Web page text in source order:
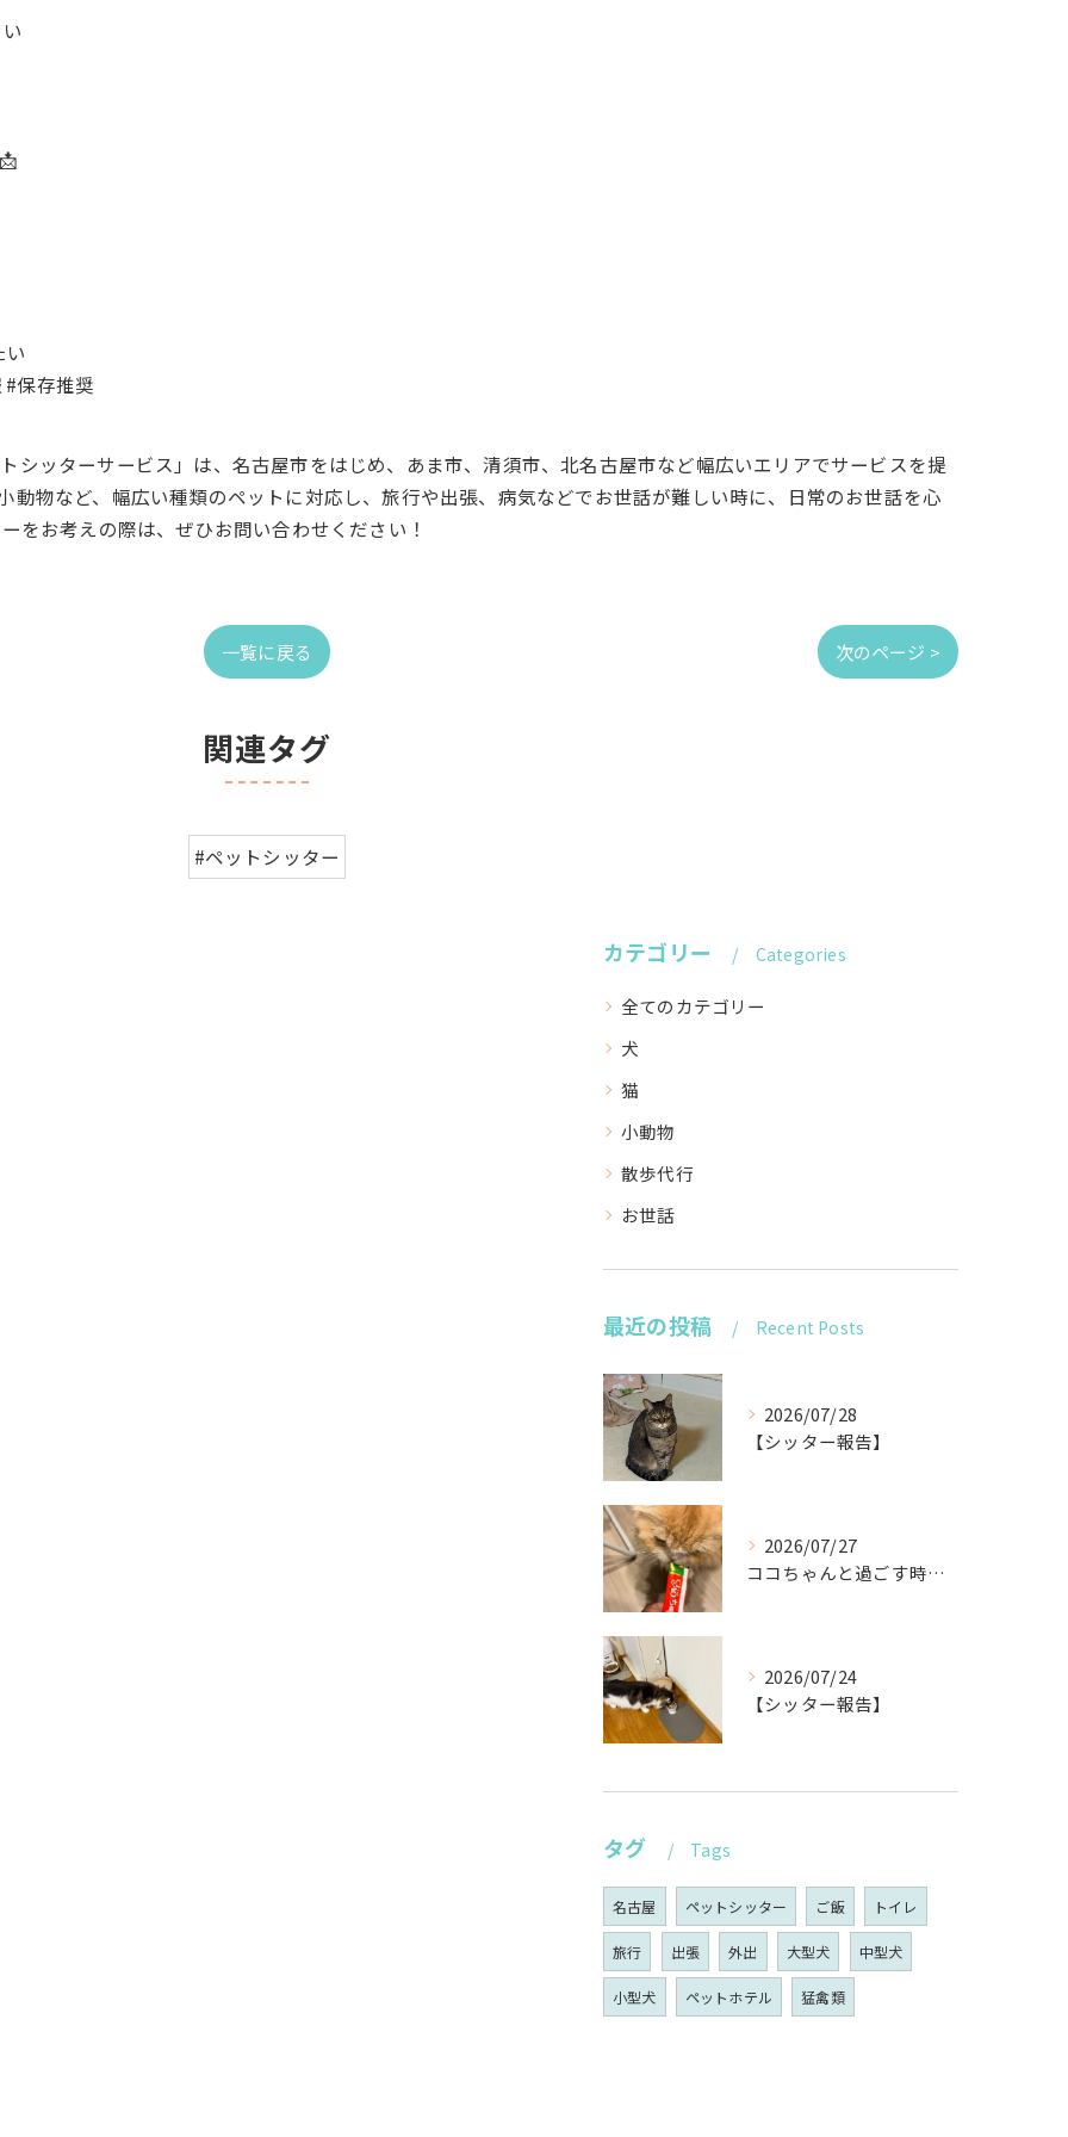
い
保存推奨
シッターサービス」は、名古屋市をはじめ、あま市、清須市、北名古屋市など幅広いエリアでサービスを提
動物など、幅広い種類のペットに対応し、旅行や出張、病気などでお世話が難しい時に、日常のお世話を心
をお考えの際は、ぜひお問い合わせください！
一覧に戻る 次のページ >
関連タグ
#ペットシッター
カテゴリー Categories
全てのカテゴリー
犬
猫
小動物
散歩代行
お世話
最近の投稿 Recent Posts
2026/07/28
【シッター報告】
2026/07/27
ココちゃんと過ごす時間が待ち遠しい！🐾
2026/07/24
【シッター報告】
タグ Tags
名古屋 ペットシッター ご飯 トイレ
旅行 出張 外出 大型犬 中型犬
小型犬 ペットホテル 猛禽類